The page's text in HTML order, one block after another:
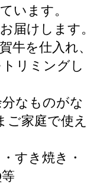
います。
届けします。
牛を仕入れ、
リミングし
なものがな
ご家庭で使え
すき焼き・